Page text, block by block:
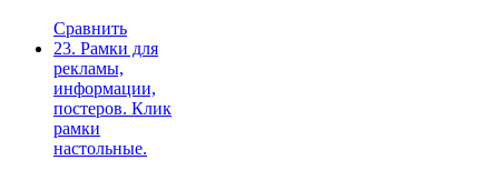
Сравнить
23. Рамки для
рекламы,
информации,
постеров. Клик
рамки
настольные.